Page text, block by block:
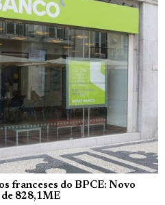
franceses do BPCE: Novo
828,1ME